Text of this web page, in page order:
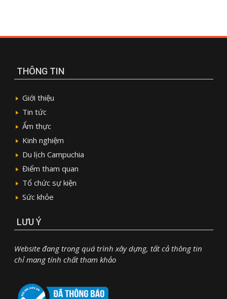
THÔNG TIN
Giới thiệu
Tin tức
Ẩm thực
Kinh nghiệm
Du lịch Campuchia
Điểm tham quan
Tổ chức sự kiện
Sức khỏe
LƯU Ý
Website đang trong quá trình xây dựng, tất cả thông tin
chỉ mang tính chất tham khảo